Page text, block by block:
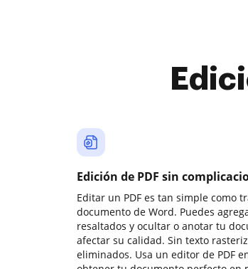
Edición de PDF sin
Editar un PDF es tan simple como
documento de Word. Puedes
resaltados y ocultar o anotar tu
afectar su calidad. Sin texto
eliminados. Usa un editor de PDF